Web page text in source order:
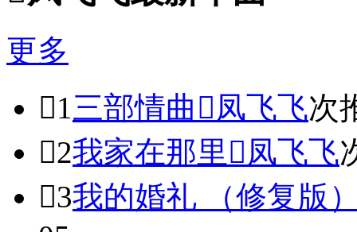
更多
1三部情曲凤飞飞次
2我家在那里凤飞飞
3我的婚礼 （修复版